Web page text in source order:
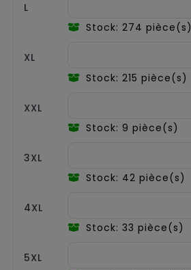
L
Stock: 274 pièce(s)
XL
Stock: 215 pièce(s)
XXL
Stock: 9 pièce(s)
3XL
Stock: 42 pièce(s)
4XL
Stock: 33 pièce(s)
5XL